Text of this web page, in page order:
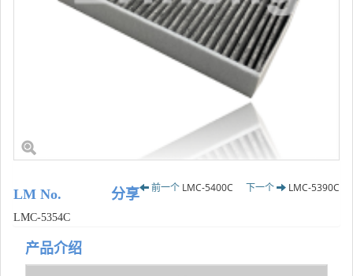
LM No.
LMC-5354C
分享 前一个 LMC-5400C 下一个 LMC-5390C
产品介绍